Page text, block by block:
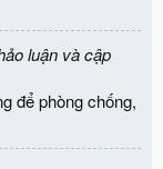
luận và cập
để phòng chống,